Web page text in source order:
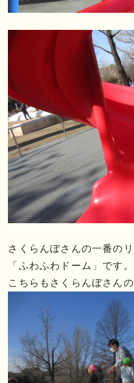
さくらんぼさんの一番の
「ふわふわドーム」です。
こちらもさくらんぼさん